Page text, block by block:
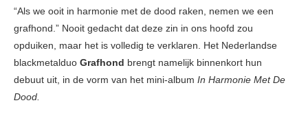
“Als we ooit in harmonie met de dood raken, nemen we een
grafhond.” Nooit gedacht dat deze zin in ons hoofd zou
opduiken, maar het is volledig te verklaren. Het Nederlandse
blackmetalduo Grafhond brengt namelijk binnenkort hun
debuut uit, in de vorm van het mini-album In Harmonie Met De
Dood.